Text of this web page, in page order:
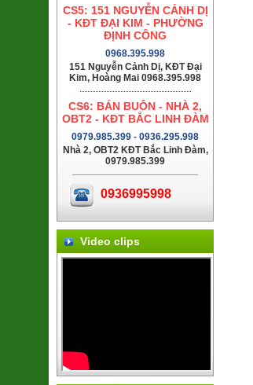
CS5: 151 NGUYỄN CẢNH DỊ
- KĐT ĐẠI KIM - PHƯỜNG
ĐỊNH CÔNG
0968.395.998
151 Nguyễn Cảnh Dị, KĐT Đại
Kim, Hoàng Mai 0968.395.998
CS6: BÁN BUÔN - NHÀ 2,
OBT2 - KĐT BẮC LINH ĐÀM
0979.985.399 - 0936.295.998
Nhà 2, OBT2 KĐT Bắc Linh Đàm,
0979.985.399
0936995998
Video clips